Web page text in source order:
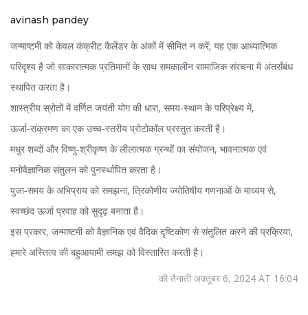
avinash pandey
जन्माष्टमी को केवल कंक्रीट कैलेंडर के अंकों में सीमित न करें; यह एक आध्यात्मिक
परिदृश्य है जो साकारात्मक प्रतिमानों के साथ समकालीन सामाजिक संरचना में अंतर्संबंध
स्थापित करता है।
शास्त्रीय स्रोतों में वर्णित जयंती योग की धारा, समय‑स्थान के परिप्रेक्ष्य में,
ऊर्जा‑संक्रमण का एक उच्च‑स्तरीय प्रोटोकॉल प्रस्तुत करती है।
मधुर शब्दों और विष्णु‑श्रीकृष्ण के लीलात्मक ग्रन्थों का संयोजन, भावनात्मक एवं
मनोवैज्ञानिक संतुलन को पुनर्स्थापित करता है।
पुजा‑समय के अभिप्राय को समझना, त्रिकोणीय ज्योतिषीय गणनाओं के माध्यम से,
स्वच्छंद ऊर्जा प्रवाह को सुदृढ़ बनाता है।
इस प्रकार, जन्‍माष्टमी को वैज्ञानिक एवं वैदिक दृष्टिकोण से संतुलित करने की प्रक्रिया,
हमारे अस्तित्व की बहुआयामी समझ को विस्तारित करती है।
की तैनाती अक्तूबर 6, 2024 AT 16:04